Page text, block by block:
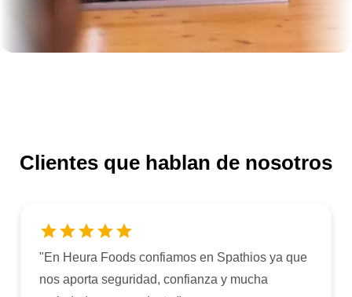
Clientes que hablan de nosotros
"En Heura Foods confiamos en Spathios ya que
nos aporta seguridad, confianza y mucha